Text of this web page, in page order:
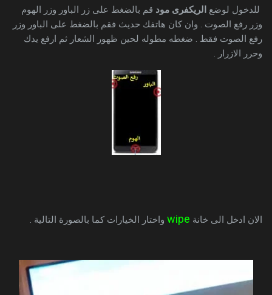
للدخول لوضعالريكفرى مودقم بالضغط على زر الباور وزر الهوم
وزر رفع الصوت . وان كان هاتفك حديث فقم بالضغط على الباور وزر
رفع الصوت فقط . ضغطه مطوله لحين ظهور الشعار ثم ارفع يدك
وحرر الازرار .
الان ادخل الى خانة wipeواختار الخيارات كما بالصورة التالية .